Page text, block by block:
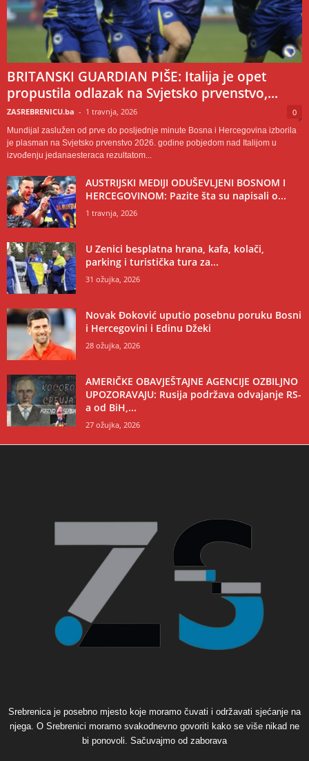
BRITANSKI GUARDIAN PIŠE: Italija je opet
propustila odlazak na Svjetsko prvenstvo,...
ZASREBRENICU.ba - 1 travnja, 2026 0
Mundijal zaslužen od prve do posljednje minute Bosna i Hercegovina izborila
je plasman na Svjetsko prvenstvo 2026. godine pobjedom nad Italijom u
izvođenju jedanaesteraca rezultatom...
AUSTRIJSKI MEDIJI ODUŠEVLJENI BOSNOM I
HERCEGOVINOM: Pazite šta su napisali o...
1 travnja, 2026
U Zenici besplatna hrana, kafa, kolači,
parking i turistička tura za...
31 ožujka, 2026
Novak Đoković uputio posebnu poruku Bosni
i Hercegovini i Edinu Džeki
28 ožujka, 2026
AMERIČKE OBAVJEŠTAJNE AGENCIJE OZBILJNO
UPOZORAVAJU: Rusija podržava odvajanje RS-
a od BiH,...
27 ožujka, 2026
Srebrenica je posebno mjesto koje moramo čuvati i održavati sjećanje na
njega. O Srebrenici moramo svakodnevno govoriti kako se više nikad ne
bi ponovoli. Sačuvajmo od zaborava